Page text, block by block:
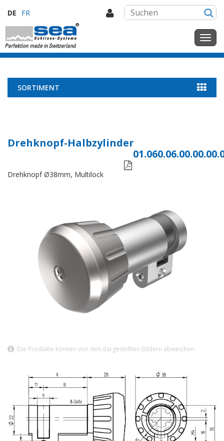
DE FR
SORTIMENT
Drehknopf-Halbzylinder

Drehknopf Ø38mm, Multilock
Die Produkte können von den dargestellten Bildern abweichen